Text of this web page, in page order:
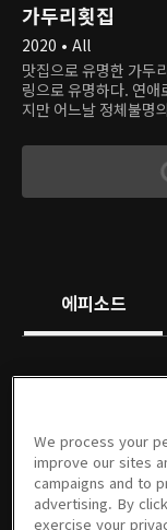
가두리횟집
2020 • All
맛집으로 유명한 가두
링으로 유명하다. 연애
지만 어느날 정체불명
에피소드
01회
10/04/2025 • 19분
02회
10/05/2025 • 17분
We process your
improve our sites
campaigns and to
advertising. By
exercise your